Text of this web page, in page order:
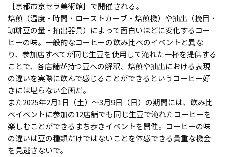
［京都市京セラ美術館］で開催される。
焙煎（温度・時間・ローストカーブ・焙煎機）や抽出（挽目・
珈琲豆の量・抽出器具）によって面白いほどに変化するコー
ヒーの味。一般的なコーヒーの飲み比べのイベントと異な
り、参加店すべてが同じ生豆を使用して淹れた一杯を提供する
ことで、各店舗が持つ豆への解釈、焙煎や抽出における表現
の違いを実際に飲んで感じることができるというコーヒー好
きには堪らない企画だ。
また2025年2月1日（土）〜3月9日（日）の期間には、飲み比
べイベントに参加の12店舗でも同じ生豆で淹れたコーヒーを
楽しむことができるまち歩きイベントを開催。コーヒーの味
の違いは豆の種類だけではないことを体感できる貴重な機会
を見逃さないで。